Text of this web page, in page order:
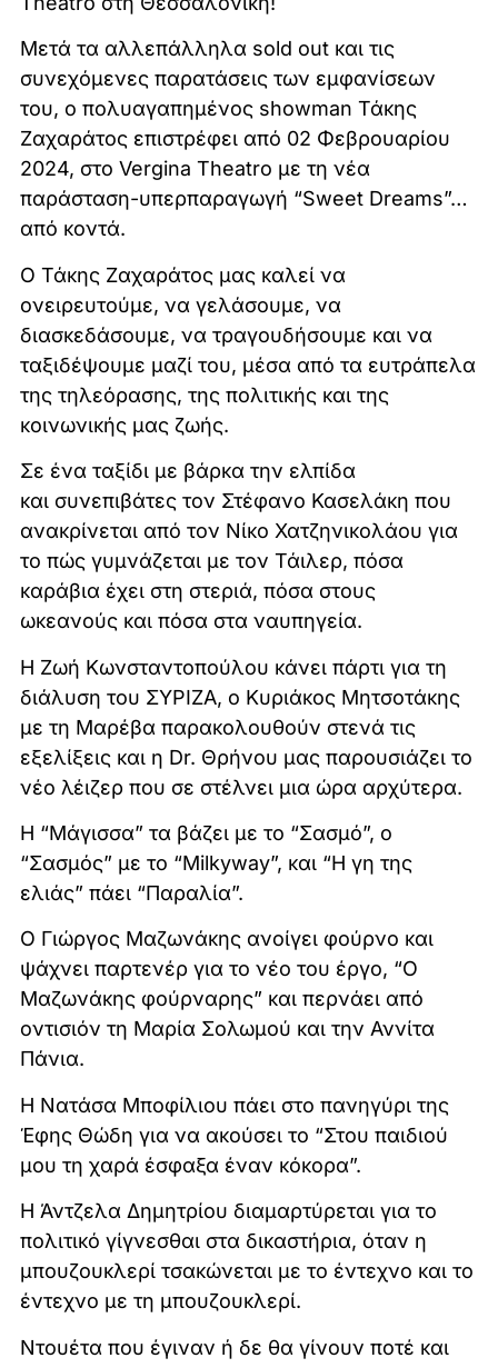
Μετά τα αλλεπάλληλα sold out και τις
συνεχόμενες παρατάσεις των εμφανίσεων
του, ο πολυαγαπημένος showman Τάκης
Ζαχαράτος επιστρέφει από 02 Φεβρουαρίου
2024, στο Vergina Theatro με τη νέα
παράσταση-υπερπαραγωγή “Sweet Dreams”…
από κοντά.
Ο Τάκης Ζαχαράτος μας καλεί να
ονειρευτούμε, να γελάσουμε, να
διασκεδάσουμε, να τραγουδήσουμε και να
ταξιδέψουμε μαζί του, μέσα από τα ευτράπελα
της τηλεόρασης, της πολιτικής και της
κοινωνικής μας ζωής.
Σε ένα ταξίδι με βάρκα την ελπίδα
και συνεπιβάτες τον Στέφανο Κασελάκη που
ανακρίνεται από τον Νίκο Χατζηνικολάου για
το πώς γυμνάζεται με τον Τάιλερ, πόσα
καράβια έχει στη στεριά, πόσα στους
ωκεανούς και πόσα στα ναυπηγεία.
Η Ζωή Κωνσταντοπούλου κάνει πάρτι για τη
διάλυση του ΣΥΡΙΖΑ, ο Κυριάκος Μητσοτάκης
με τη Μαρέβα παρακολουθούν στενά τις
εξελίξεις και η Dr. Θρήνου μας παρουσιάζει το
νέο λέιζερ που σε στέλνει μια ώρα αρχύτερα.
Η “Μάγισσα” τα βάζει με το “Σασμό”, ο
“Σασμός” με το “Milkyway”, και “Η γη της
ελιάς” πάει “Παραλία”.
Ο Γιώργος Μαζωνάκης ανοίγει φούρνο και
ψάχνει παρτενέρ για το νέο του έργο, “O
Μαζωνάκης φούρναρης” και περνάει από
οντισιόν τη Μαρία Σολωμού και την Αννίτα
Πάνια.
H Νατάσα Μποφίλιου πάει στο πανηγύρι της
Έφης Θώδη για να ακούσει το “Στου παιδιού
μου τη χαρά έσφαξα έναν κόκορα”.
Η Άντζελα Δημητρίου διαμαρτύρεται για το
πολιτικό γίγνεσθαι στα δικαστήρια, όταν η
μπουζουκλερί τσακώνεται με το έντεχνο και το
έντεχνο με τη μπουζουκλερί.
Ντουέτα που έγιναν ή δε θα γίνουν ποτέ και